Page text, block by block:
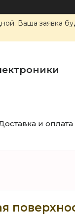
Ваша заявка
и оплата